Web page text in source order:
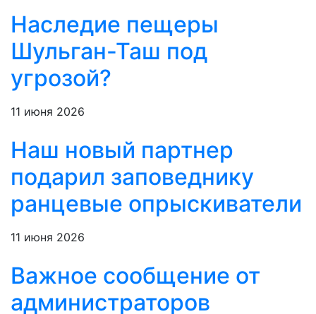
Наследие пещеры
Шульган-Таш под
угрозой?
11 июня 2026
Наш новый партнер
подарил заповеднику
ранцевые опрыскиватели
11 июня 2026
Важное сообщение от
администраторов